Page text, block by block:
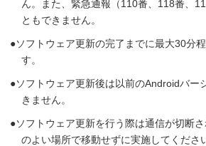
ん。また、緊急通報（110番、118番、
ともできません。
ソフトウェア更新の完了までに最大30分
す。
ソフトウェア更新後は以前のAndroidバー
きません。
ソフトウェア更新を行う際は通信が切断
のよい場所で移動せずに実施してくださ